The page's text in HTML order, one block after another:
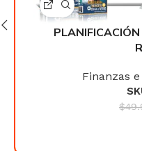
Finanzas
$